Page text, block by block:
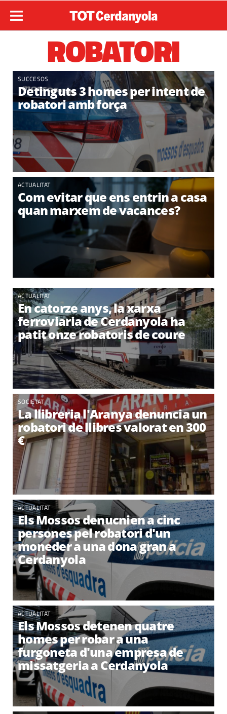
ROBATORI
SUCCESOS
Detinguts 3 homes per intent de
robatori amb força
ACTUALITAT
Com evitar que ens entrin a casa
quan marxem de vacances?
ACTUALITAT
En catorze anys, la xarxa
ferroviaria de Cerdanyola ha
patit onze robatoris de coure
SOCIETAT
La llibreria l'Aranya denuncia un
robatori de llibres valorat en 300
€
ACTUALITAT
Els Mossos denucnien a cinc
persones pel robatori d'un
moneder a una dona gran a
Cerdanyola
ACTUALITAT
Els Mossos detenen quatre
homes per robar a una
furgoneta d'una empresa de
missatgeria a Cerdanyola